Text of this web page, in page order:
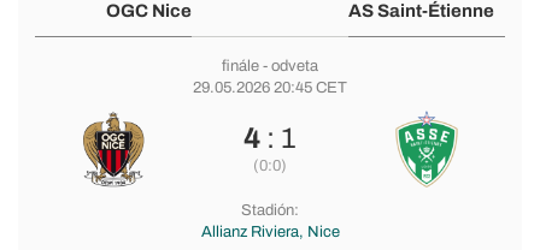
OGC Nice AS Saint-Étienne
finále - odveta
29.05.2026 20:45 CET
4: 1
(0:0)
Stadión:
Allianz Riviera, Nice